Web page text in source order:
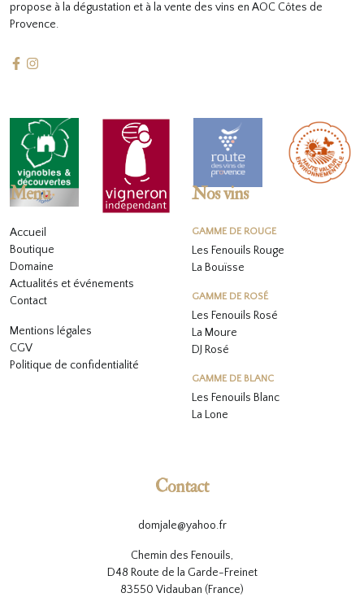
propose à la dégustation et à la vente des vins en AOC Côtes de
Provence.
Menu
Accueil
Boutique
Domaine
Actualités et événements
Contact
Mentions légales
CGV
Politique de confidentialité
Nos vins
GAMME DE ROUGE
Les Fenouils Rouge
La Bouïsse
GAMME DE ROSÉ
Les Fenouils Rosé
La Moure
DJ Rosé
GAMME DE BLANC
Les Fenouils Blanc
La Lone
Contact
domjale@yahoo.fr
Chemin des Fenouils,
D48 Route de la Garde-Freinet
83550 Vidauban (France)